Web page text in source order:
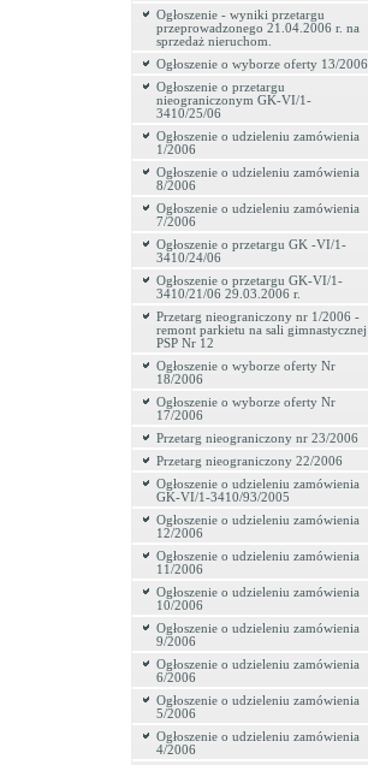
Ogłoszenie - wyniki przetargu
przeprowadzonego 21.04.2006 r. na
sprzedaż nieruchom.
Ogłoszenie o wyborze oferty 13/2006
Ogłoszenie o przetargu
nieograniczonym GK-VI/1-
3410/25/06
Ogłoszenie o udzieleniu zamówienia
1/2006
Ogłoszenie o udzieleniu zamówienia
8/2006
Ogłoszenie o udzieleniu zamówienia
7/2006
Ogłoszenie o przetargu GK -VI/1-
3410/24/06
Ogłoszenie o przetargu GK-VI/1-
3410/21/06 29.03.2006 r.
Przetarg nieograniczony nr 1/2006 -
remont parkietu na sali gimnastycznej
PSP Nr 12
Ogłoszenie o wyborze oferty Nr
18/2006
Ogłoszenie o wyborze oferty Nr
17/2006
Przetarg nieograniczony nr 23/2006
Przetarg nieograniczony 22/2006
Ogłoszenie o udzieleniu zamówienia
GK-VI/1-3410/93/2005
Ogłoszenie o udzieleniu zamówienia
12/2006
Ogłoszenie o udzieleniu zamówienia
11/2006
Ogłoszenie o udzieleniu zamówienia
10/2006
Ogłoszenie o udzieleniu zamówienia
9/2006
Ogłoszenie o udzieleniu zamówienia
6/2006
Ogłoszenie o udzieleniu zamówienia
5/2006
Ogłoszenie o udzieleniu zamówienia
4/2006